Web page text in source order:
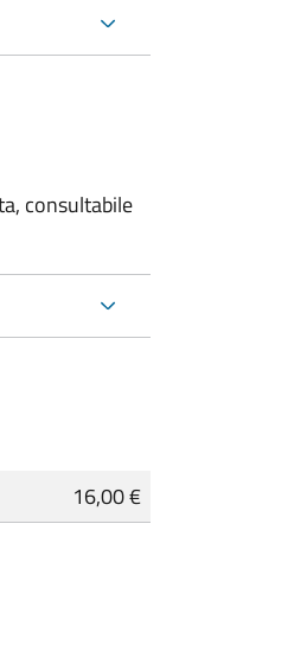
consultabile
16,00 €